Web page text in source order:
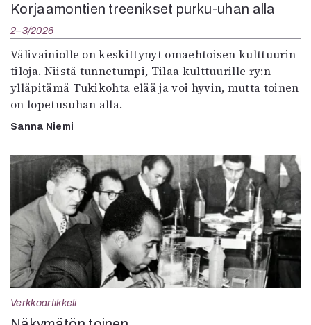
Korjaamontien treenikset purku-uhan alla
2–3/2026
Välivainiolle on keskittynyt omaehtoisen kulttuurin
tiloja. Niistä tunnetumpi, Tilaa kulttuurille ry:n
ylläpitämä Tukikohta elää ja voi hyvin, mutta toinen
on lopetusuhan alla.
Sanna Niemi
Verkkoartikkeli